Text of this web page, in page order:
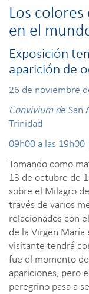
Los colores
en el
Exposición
aparición de
26 de noviembre
Convivium de San
Trinidad
09h00 a las
Tomando como
13 de octubre de
sobre el Milagro
través de varios
relacionados con
de la Virgen
visitante tendrá
fue el momento
apariciones, pero
peregrino pasa a